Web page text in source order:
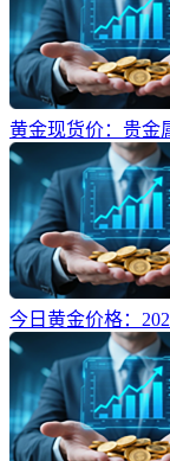
黄金现货价：贵金
今日黄金价格：